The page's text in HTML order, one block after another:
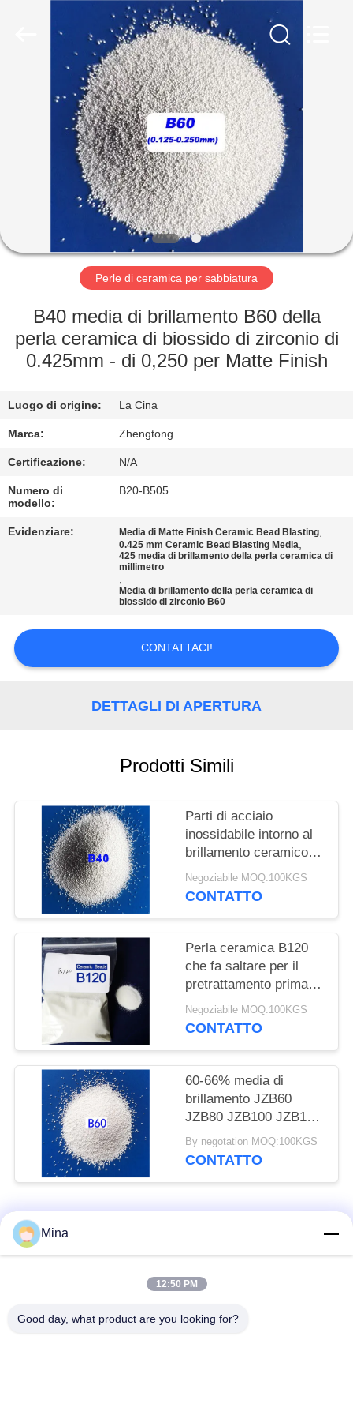
PRODOTTI
CIRCA
NOI
GIRO
DELLA
FABBRICA
CONTROLLO
DI
QUALITÀ
CONTATTICI
UNA
CITAZIONE
POLITICA
SULLA
PRIVACY
Perle di ceramica per sabbiatura
B40 media di brillamento B60 della
perla ceramica di biossido di zirconio di
0.425mm - di 0,250 per Matte Finish
Luogo di origine: La Cina
Marca: Zhengtong
Certificazione: N/A
Numero di
modello:
B20-B505
Evidenziare: Media di Matte Finish Ceramic Bead Blasting,
0.425 mm Ceramic Bead Blasting Media,
425 media di brillamento della perla ceramica di
millimetro
,
Media di brillamento della perla ceramica di
biossido di zirconio B60
CONTATTACI!
DETTAGLI DI APERTURA
Prodotti Simili
Parti di acciaio
inossidabile intorno al
brillamento ceramico
solido della perla
Negoziabile MOQ:100KGS
CONTATTO
Perla ceramica B120
che fa saltare per il
pretrattamento prima
del rivestimento dal
brillamento bagnato
Negoziabile MOQ:100KGS
CONTATTO
60-66% media di
brillamento JZB60
JZB80 JZB100 JZB120
della perla ceramica
ZrO2 per le parti di
By negotation MOQ:100KGS
CONTATTO
Categorie popolari
Media di brillamento
Mina
12:50 PM
Good day, what product are you looking for?